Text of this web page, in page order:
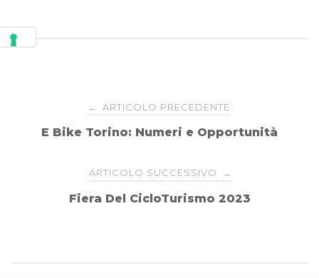
Navigazione
articoli
← ARTICOLO PRECEDENTE
E Bike Torino: Numeri e Opportunità
ARTICOLO SUCCESSIVO →
Fiera Del CicloTurismo 2023